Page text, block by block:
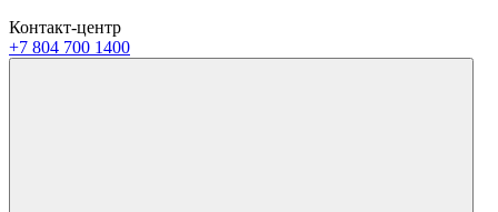
Контакт-центр
+7 804 700 1400